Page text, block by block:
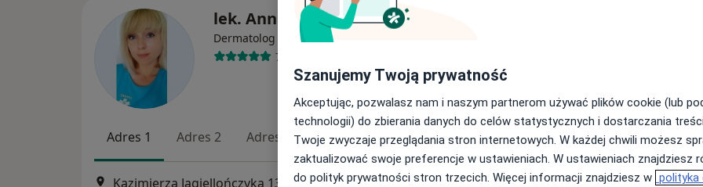
lek. Anna Szymczyk
Dermatolog Więcej
76 opinii
Adres 1 Adres 2 Adres 3
Kazimierza Jagiellończyka 13, Mielec•Mapa
Poproś o wizytę
Szanujemy Twoją prywatność
Akceptując, pozwalasz nam i naszym partnerom używać plików cookie (lub
technologii) do zbierania danych do celów statystycznych i dostarczania
Twoje zwyczaje przeglądania stron internetowych. W każdej chwili możesz
zaktualizować swoje preferencje w ustawieniach. W ustawieniach znajdziesz
do polityk prywatności stron trzecich. Więcej informacji znajdziesz w polityka